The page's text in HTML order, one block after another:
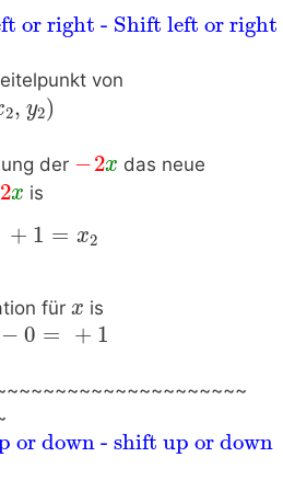
or right - Shift left or right
von
2, y2)
der −2x das neue
2x is
+ 1 = x2
für x is
− 0 = + 1
or down - shift up or down